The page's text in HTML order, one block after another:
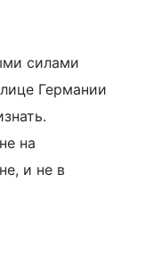
силами
Германии
на
и не в